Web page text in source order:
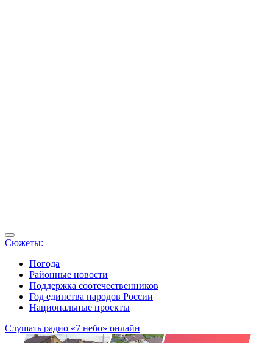
Сюжеты:
Погода
Районные новости
Поддержка соотечественников
Год единства народов России
Национальные проекты
Слушать радио «7 небо» онлайн